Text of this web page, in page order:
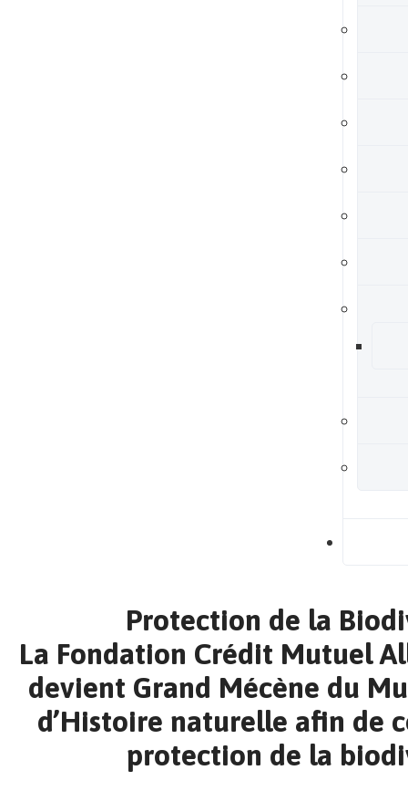
Protection de la
La Fondation Crédit Mutuel
devient Grand Mécène du
d’Histoire naturelle afin de
protection de la